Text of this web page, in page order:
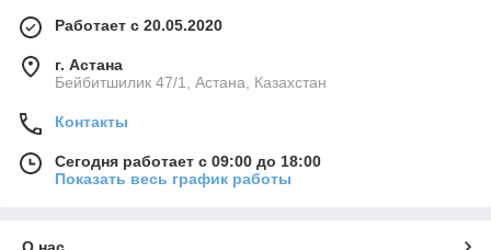
Работает с 20.05.2020
г. Астана
Бейбитшилик 47/1, Астана, Казахстан
Контакты
Сегодня работает с 09:00 до 18:00
Показать весь график работы